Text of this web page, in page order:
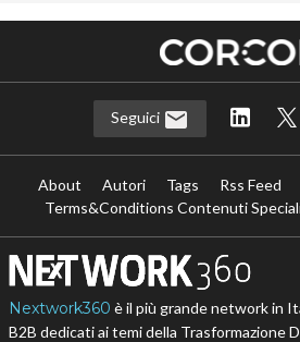
Seguici
About Autori Tags Rss Feed
Terms&Conditions Contenuti
Nextwork360 è il più grande network in
B2B dedicati ai temi della Trasformazione